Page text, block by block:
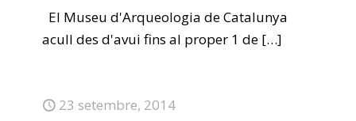
El Museu d'Arqueologia de Catalunya
acull des d'avui fins al proper 1 de […]
23 setembre, 2014